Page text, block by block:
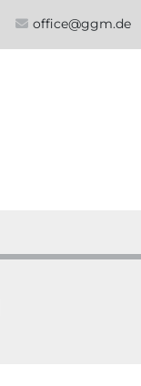
office@ggm.de